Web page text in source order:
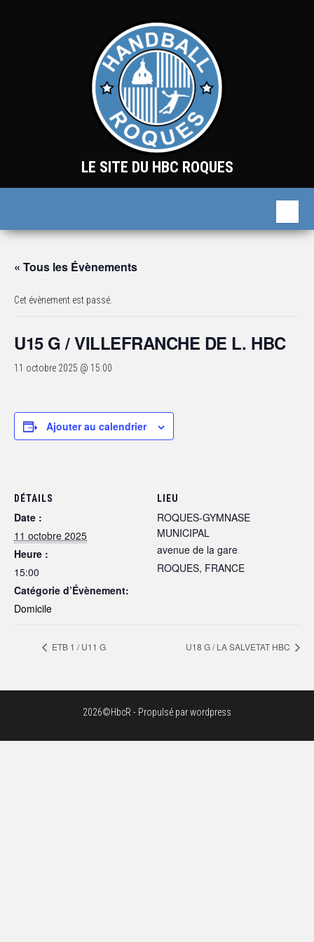
LE SITE DU HBC ROQUES
« Tous les Évènements
Cet évènement est passé.
U15 G / VILLEFRANCHE DE L. HBC
11 octobre 2025 @ 15:00
Ajouter au calendrier
DÉTAILS
Date :
11 octobre 2025
Heure :
15:00
Catégorie d’Évènement:
Domicile
LIEU
ROQUES-GYMNASE
MUNICIPAL
avenue de la gare
ROQUES, FRANCE
ETB 1 / U11 G U18 G / LA SALVETAT HBC
2026©HbcR - Propulsé par wordpress